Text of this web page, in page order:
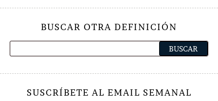
BUSCAR OTRA DEFINICIÓN
SUSCRÍBETE AL EMAIL SEMANAL